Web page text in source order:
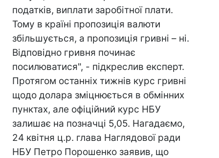
податків, виплати заробітної плати.
Тому в країні пропозиція валюти
збільшується, а пропозиція гривні – ні.
Відповідно гривня починає
посилюватися", - підкреслив експерт.
Протягом останніх тижнів курс гривні
щодо долара зміцнюється в обмінних
пунктах, але офіційний курс НБУ
залишає на позначці 5,05. Нагадаємо,
24 квітня ц.р. глава Наглядової ради
НБУ Петро Порошенко заявив, що